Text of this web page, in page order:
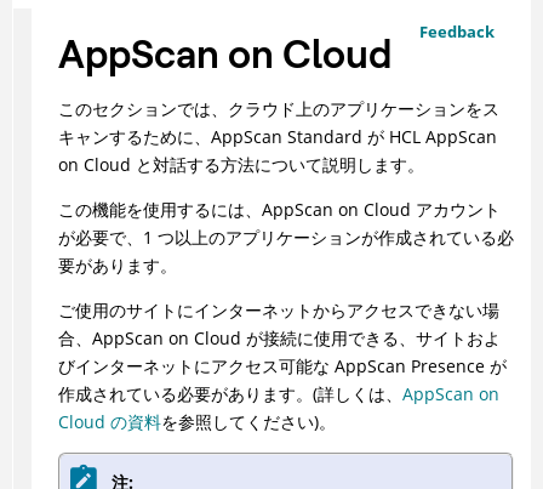
Feedback
AppScan on Cloud
このセクションでは、クラウド上のアプリケーションをス
キャンするために、 AppScan Standard が HCL AppScan
on Cloud と対話する方法について説明します。
この機能を使用するには、 AppScan on Cloud アカウント
が必要で、1 つ以上のアプリケーションが作成されている必
要があります。
ご使用のサイトにインターネットからアクセスできない場
合、 AppScan on Cloud が接続に使用できる、サイトおよ
びインターネットにアクセス可能な AppScan Presence が
作成されている必要があります。(詳しくは、 AppScan on
Cloud の資料を参照してください)。
注: